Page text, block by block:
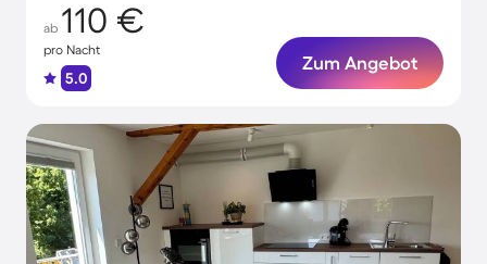
ab 110 €
pro Nacht
5.0
Zum Angebot